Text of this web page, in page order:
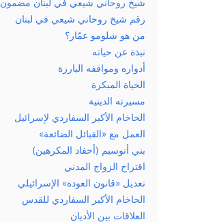
شيخ روحاني شيعي في لبنان مضمون
رقم شيخ روحاني شيعي في لبنان
من هو شلومو عمّار؟
نبذة عن حياته
أدواره ومواقفه البارزة
الحياة المبكرة
مسيرته الدينية
الحاخام الأكبر السفاردي لإسرائيل
العمل مع «القبائل الضائعة»
بني أنوسيم (أحفاد المكرهين)
اقتراح الزواج المدني
تعديل «قانون العودة» الإسرائيلي
الحاخام الأكبر السفاردي للقدس
العلاقات بين الأديان